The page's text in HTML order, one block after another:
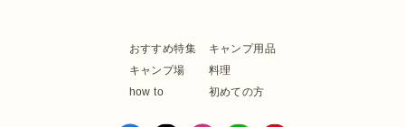
おすすめ特集
キャンプ用品
キャンプ場
料理
how to
初めての方